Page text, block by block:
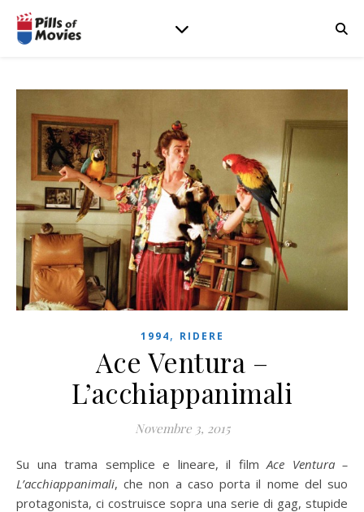
1994, RIDERE
Ace Ventura –
L’acchiappanimali
Novembre 3, 2015
Su una trama semplice e lineare, il film Ace Ventura –
L’acchiappanimali, che non a caso porta il nome del suo
protagonista, ci costruisce sopra una serie di gag, stupide